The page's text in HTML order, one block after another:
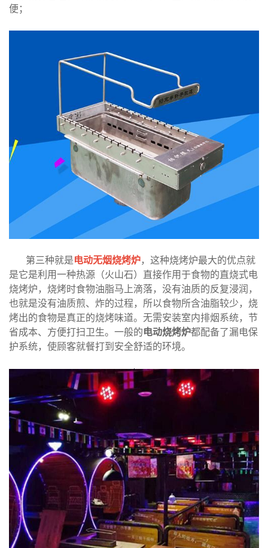
便；
第三种就是电动无烟烧烤炉，这种烧烤炉最大的优点就
是它是利用一种热源（火山石）直接作用于食物的直烧式电
烧烤炉，烧烤时食物油脂马上滴落，没有油质的反复浸润，
也就是没有油质煎、炸的过程，所以食物所含油脂较少，烧
烤出的食物是真正的烧烤味道。无需安装室内排烟系统，节
省成本、方便打扫卫生。一般的电动烧烤炉都配备了漏电保
护系统，使顾客就餐打到安全舒适的环境。